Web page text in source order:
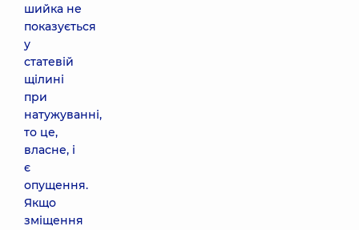
шийка не
показується
у
статевій
щілині
при
натужуванні,
то це,
власне, і
є
опущення.
Якщо
зміщення